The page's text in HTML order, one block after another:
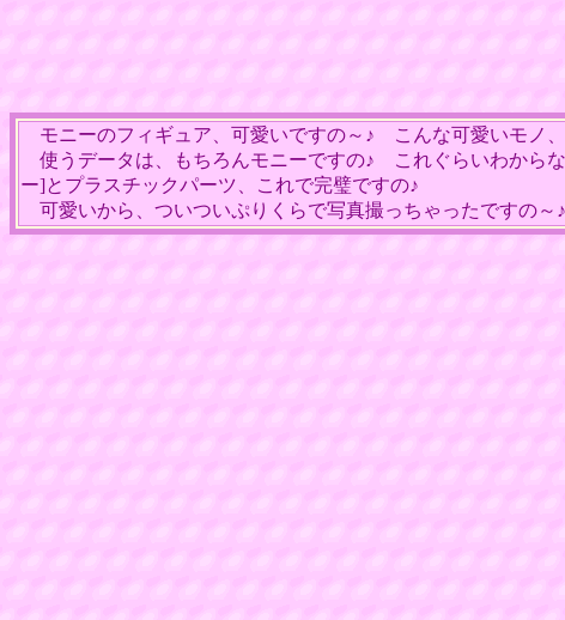
モニーのフィギュア、可愛いですの～♪ こんな可愛いモノ、
使うデータは、もちろんモニーですの♪ これぐらいわから
ー]とプラスチックパーツ、これで完璧ですの♪
可愛いから、ついついぷりくらで写真撮っちゃったですの～♪